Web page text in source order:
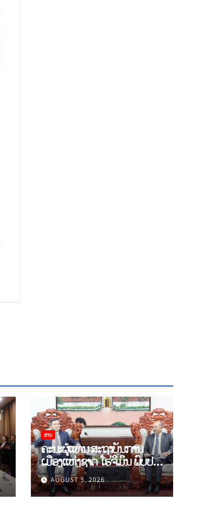
ຂ່າວ
ຄະນະຜູ້ແທນ ສະຖາບັນການ
ເມືອງແຫ່ງຊາດ ໂຮ່ຈີມິນ ພົບປະ
ຢ້ຽມຢາມ ສະພາທິດສະດີສູນກາງ
ພັກAUGUST 5, 2026